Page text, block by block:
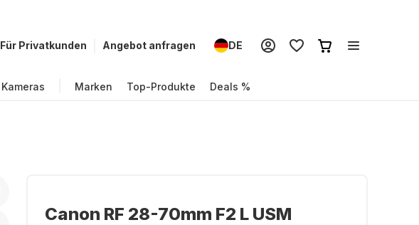
Für Privatkunden Angebot anfragen DE
Kameras Marken Top-Produkte Deals %
Canon RF 28-70mm F2 L USM